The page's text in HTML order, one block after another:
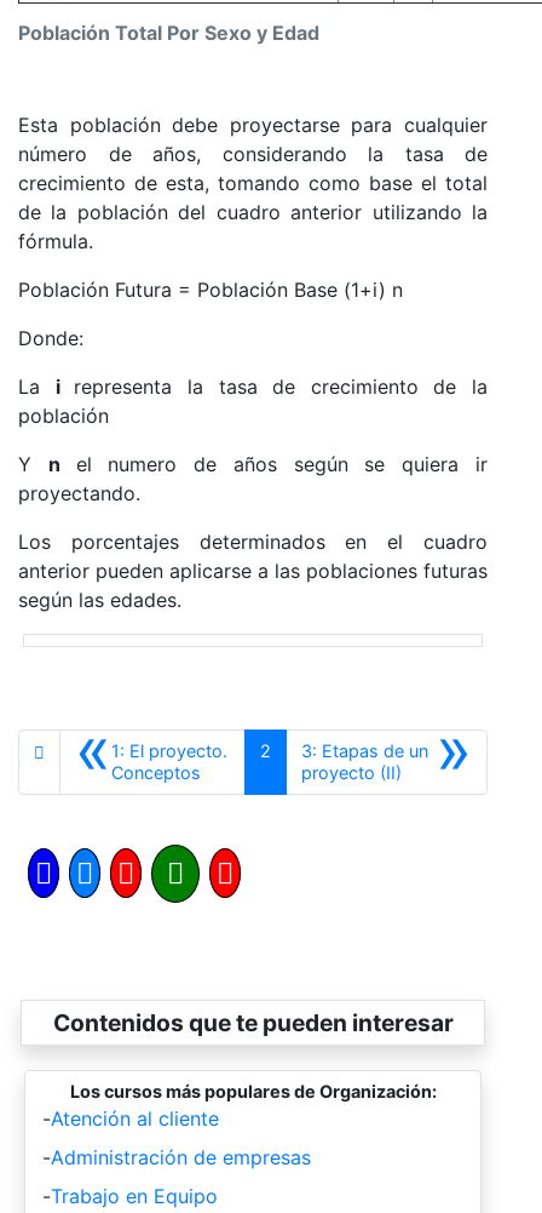
Población Total Por Sexo y Edad
Esta población debe proyectarse para cualquier
número de años, considerando la tasa de
crecimiento de esta, tomando como base el total
de la población del cuadro anterior utilizando la
fórmula.
Población Futura = Población Base (1+i) n
Donde:
La i representa la tasa de crecimiento de la
población
Y n el numero de años según se quiera ir
proyectando.
Los porcentajes determinados en el cuadro
anterior pueden aplicarse a las poblaciones futuras
según las edades.
«1: El proyecto.
Conceptos
2 »
3: Etapas de un
proyecto (II) Siguiente
Contenidos que te pueden interesar
Los cursos más populares de Organización:
-Atención al cliente
-Administración de empresas
-Trabajo en Equipo